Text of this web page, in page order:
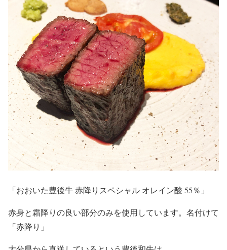
「おおいた豊後牛 赤降りスペシャル オレイン酸 55％」
赤身と霜降りの良い部分のみを使用しています。名付けて
「赤降り」